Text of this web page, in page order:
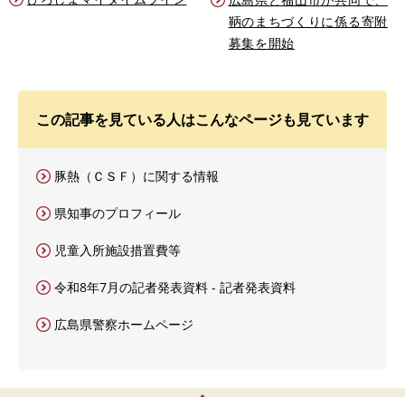
鞆のまちづくりに係る寄附
募集を開始
この記事を見ている人はこんなページも見ています
豚熱（ＣＳＦ）に関する情報
県知事のプロフィール
児童入所施設措置費等
令和8年7月の記者発表資料 - 記者発表資料
広島県警察ホームページ